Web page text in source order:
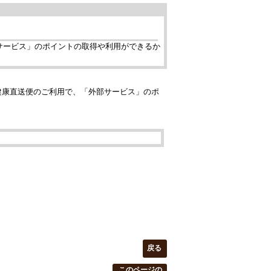
ビス」のポイントの取得や利用ができるか
直送便のご利用で、「外部サービス」のポ
戻る